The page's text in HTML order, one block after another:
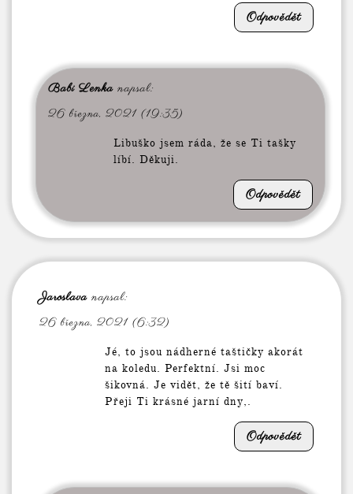
Odpovědět
Babi Lenka napsal:
26 března, 2021 (19:35)
Libuško jsem ráda, že se Ti tašky
líbí. Děkuji.
Odpovědět
Jaroslava napsal:
26 března, 2021 (6:32)
Jé, to jsou nádherné taštičky akorát
na koledu. Perfektní. Jsi moc
šikovná. Je vidět, že tě šití baví.
Přeji Ti krásné jarní dny,.
Odpovědět